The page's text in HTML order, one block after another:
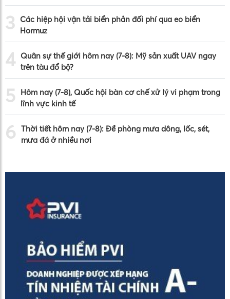
3 Các hiệp hội vận tải biển phản đối phí qua eo biển
Hormuz
4 Quân sự thế giới hôm nay (7-8): Mỹ sản xuất UAV ngay
trên tàu đổ bộ?
5
Hôm nay (7-8), Quốc hội bàn cơ chế xử lý vi phạm trong
lĩnh vực kinh tế
6 Thời tiết hôm nay (7-8): Đề phòng mưa dông, lốc, sét,
mưa đá ở nhiều nơi